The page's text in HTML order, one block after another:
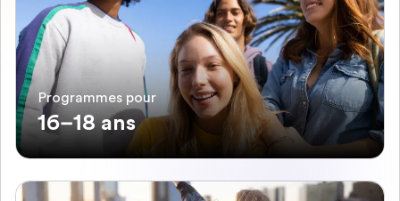
Programmes pour
16–18 ans